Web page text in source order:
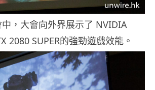
，大會向外界展示了 NVIDIA
2080 SUPER的強勁遊戲效能。